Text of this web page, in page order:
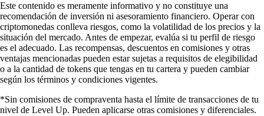
Este contenido es meramente informativo y no constituye una
recomendación de inversión ni asesoramiento financiero. Operar con
criptomonedas conlleva riesgos, como la volatilidad de los precios y la
situación del mercado. Antes de empezar, evalúa si tu perfil de riesgo
es el adecuado. Las recompensas, descuentos en comisiones y otras
ventajas mencionadas pueden estar sujetas a requisitos de elegibilidad
o a la cantidad de tokens que tengas en tu cartera y pueden cambiar
según los términos y condiciones vigentes.
*Sin comisiones de compraventa hasta el límite de transacciones de tu
nivel de Level Up. Pueden aplicarse otras comisiones y diferenciales.